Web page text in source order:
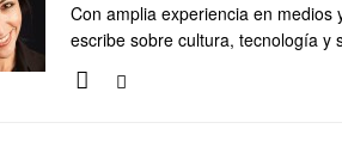
Con amplia experiencia en
escribe sobre cultura, tecnología y